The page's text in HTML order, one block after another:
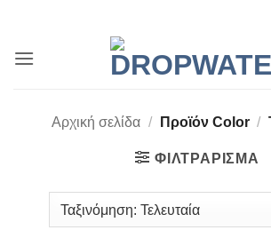
περιεχόμενο
Αρχική σελίδα / Προϊόν Color /
ΦΙΛΤΡΆΡΙΣΜΑ